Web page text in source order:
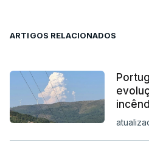
ARTIGOS RELACIONADOS